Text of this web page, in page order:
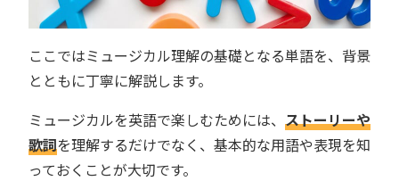
ここではミュージカル理解の基礎となる単語を、背景
とともに丁寧に解説します。
ミュージカルを英語で楽しむためには、 ストーリーや
歌詞を理解するだけでなく、基本的な用語や表現を知
っておくことが大切です。